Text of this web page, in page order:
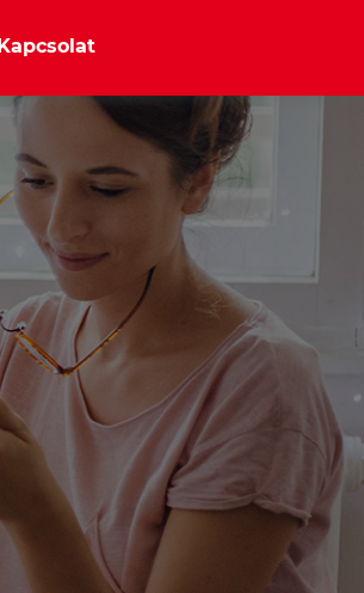
Kapcsolat